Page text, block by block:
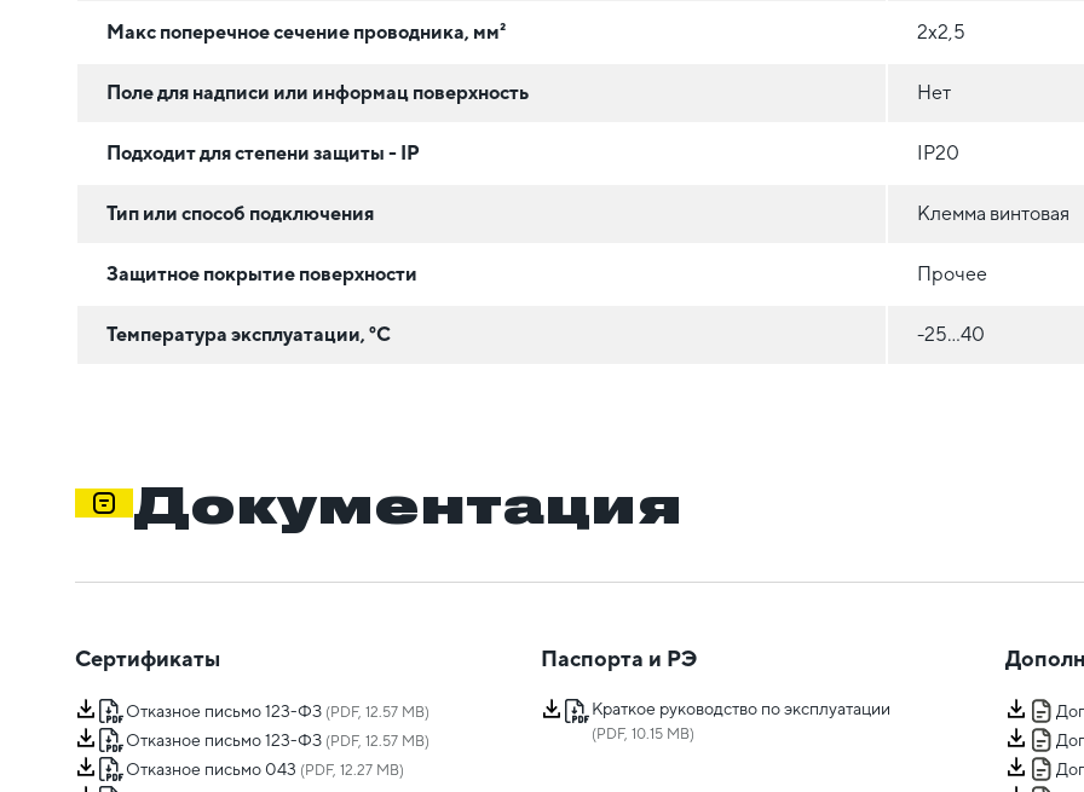
Макс поперечное сечение проводника, мм² 2х2,5
Поле для надписи или информац поверхность Нет
Подходит для степени защиты - IP IP20
Тип или способ подключения Клемма винтовая
Защитное покрытие поверхности Прочее
Температура эксплуатации, °C -25...40
Документация
Сертификаты
Отказное письмо 123-ФЗ (PDF, 12.57 MB)
Отказное письмо 123-ФЗ (PDF, 12.57 MB)
Отказное письмо 043 (PDF, 12.27 MB)
Паспорта и РЭ
Краткое руководство по эксплуатации
(PDF, 10.15 MB)